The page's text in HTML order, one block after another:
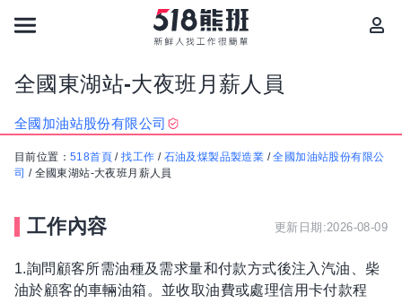
全國東湖站-大夜班月薪人員
全國加油站股份有限公司
目前位置： 518首頁 /找工作 / 石油及煤製品製造業 /全國加油站股份有限公
司 / 全國東湖站-大夜班月薪人員
工作內容 更新日期:2026-08-09
1.詢問顧客所需油種及需求量和付款方式後注入汽油、柴
油於顧客的車輛油箱。並收取油費或處理信用卡付款程